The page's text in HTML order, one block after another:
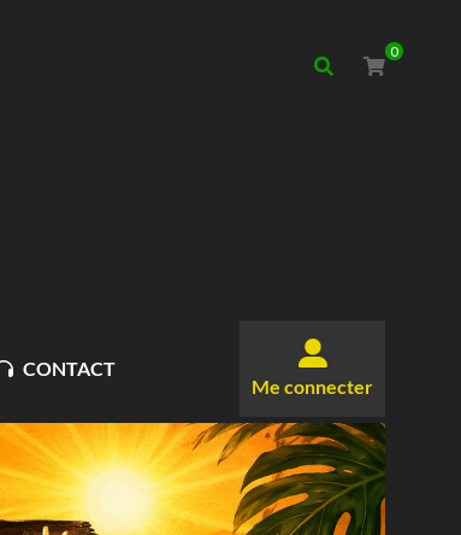
0
Me connecter
CONTACT